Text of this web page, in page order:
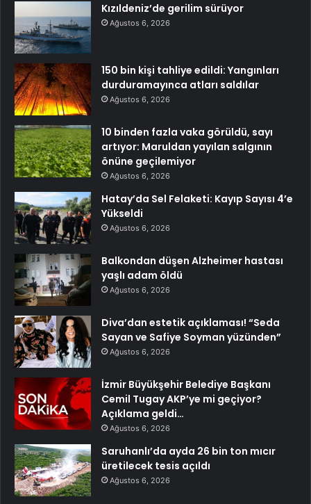
Kızıldeniz’de gerilim sürüyor
Ağustos 6, 2026
150 bin kişi tahliye edildi: Yangınları
durduramayınca atları saldılar
Ağustos 6, 2026
10 binden fazla vaka görüldü, sayı
artıyor: Maruldan yayılan salgının
önüne geçilemiyor
Ağustos 6, 2026
Hatay’da Sel Felaketi: Kayıp Sayısı 4’e
Yükseldi
Ağustos 6, 2026
Balkondan düşen Alzheimer hastası
yaşlı adam öldü
Ağustos 6, 2026
Diva’dan estetik açıklaması! “Seda
Sayan ve Safiye Soyman yüzünden”
Ağustos 6, 2026
İzmir Büyükşehir Belediye Başkanı
Cemil Tugay AKP’ye mi geçiyor?
Açıklama geldi…
Ağustos 6, 2026
Saruhanlı’da ayda 26 bin ton mıcır
üretilecek tesis açıldı
Ağustos 6, 2026